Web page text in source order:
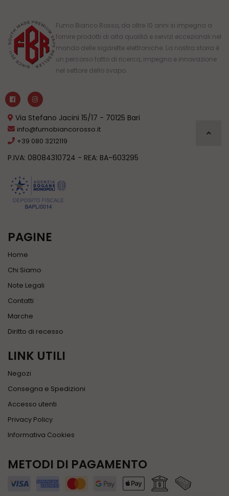
Fumo Bianco Rosso, da oltre 10 anni si impegna a
fornire prodotti di alta qualità e servizi eccezionali nel
mondo delle sigarette elettroniche. La nostra storia è
un percorso fatto di ricerca, impegno e innovazione
nel settore dello svapo.
Via Stefano Jacini 15/17 - 70125 Bari
info@fumobiancorosso.it
+39 080 3212119
P.IVA: 08084310724 - REA: BA-603295
PAGINE
Home
Chi Siamo
Note Legali
Contatti
Marche
Diritto di recesso
LINK UTILI
Negozi
Consegna e Spedizioni
Accesso utenti
Privacy Policy
Informativa Cookies
METODI DI PAGAMENTO